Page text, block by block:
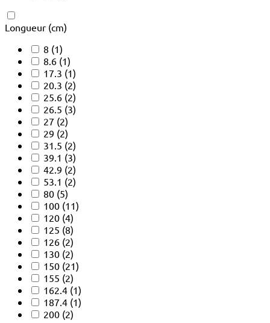
Longueur (cm)
8 (1)
8.6 (1)
17.3 (1)
20.3 (2)
25.6 (2)
26.5 (3)
27 (2)
29 (2)
31.5 (2)
39.1 (3)
42.9 (2)
53.1 (2)
80 (5)
100 (11)
120 (4)
125 (8)
126 (2)
130 (2)
150 (21)
155 (2)
162.4 (1)
187.4 (1)
200 (2)